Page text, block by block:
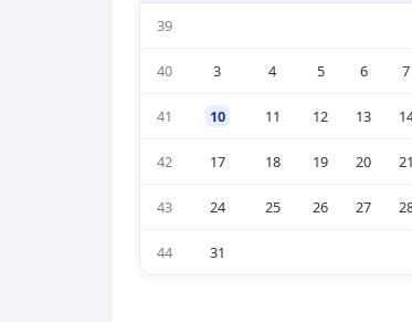
39
40 3 4 5 6 7
41 10 11 12 13
42 17 18 19 20 21
43 24 25 26 27
44 31